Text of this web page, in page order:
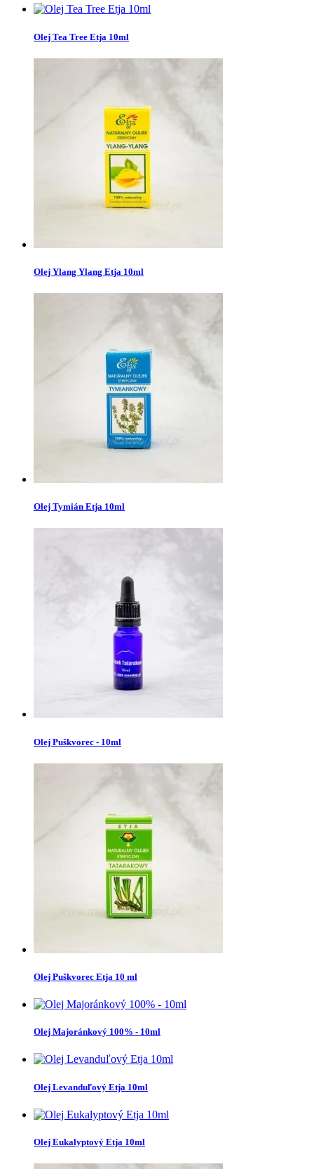
Olej Tea Tree Etja 10ml
Olej Ylang Ylang Etja 10ml
Olej Tymián Etja 10ml
Olej Puškvorec - 10ml
Olej Puškvorec Etja 10 ml
Olej Majoránkový 100% - 10ml
Olej Levanduľový Etja 10ml
Olej Eukalyptový Etja 10ml